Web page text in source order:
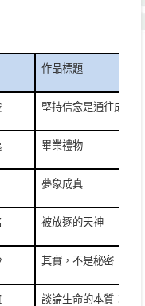
作品標題
堅持信念是通往成功
畢業禮物
夢象成真
被放逐的天神
其實，不是秘密
談論生命的本質：孤